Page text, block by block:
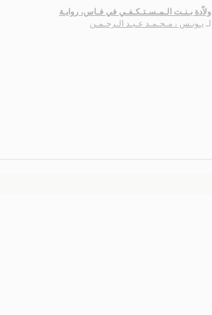
ولاّدة بـنـت الـمـسـتـكـفـي في فـاس، روايـة
لـ يـونـس ، مـحـمـد عـبـد الـرحـمـن